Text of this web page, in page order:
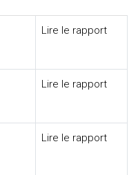
Lire le rapport
Lire le rapport
Lire le rapport